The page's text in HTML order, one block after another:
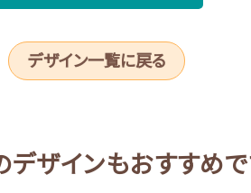
デザイン一覧に戻る
デザインもおすすめ